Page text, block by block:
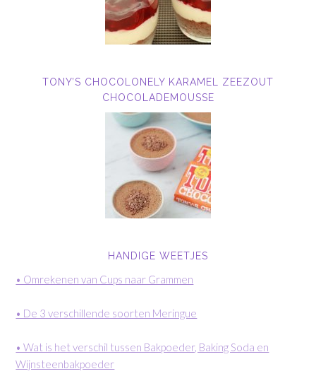
TONY’S CHOCOLONELY KARAMEL ZEEZOUT
CHOCOLADEMOUSSE
HANDIGE WEETJES
• Omrekenen van Cups naar Grammen
• De 3 verschillende soorten Meringue
• Wat is het verschil tussen Bakpoeder, Baking Soda en
Wijnsteenbakpoeder